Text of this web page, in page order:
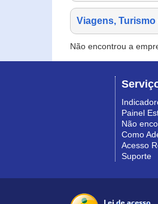
Viagens,
Não encontrou a
Painel
Não
Como
Acesso
Suporte